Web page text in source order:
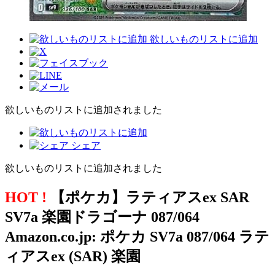
欲しいものリストに追加
欲しいものリストに追加されました
シェア
欲しいものリストに追加されました
HOT ! 【ポケカ】ラティアスex SAR
SV7a 楽園ドラゴーナ 087/064
Amazon.co.jp: ポケカ SV7a 087/064 ラテ
ィアスex (SAR) 楽園